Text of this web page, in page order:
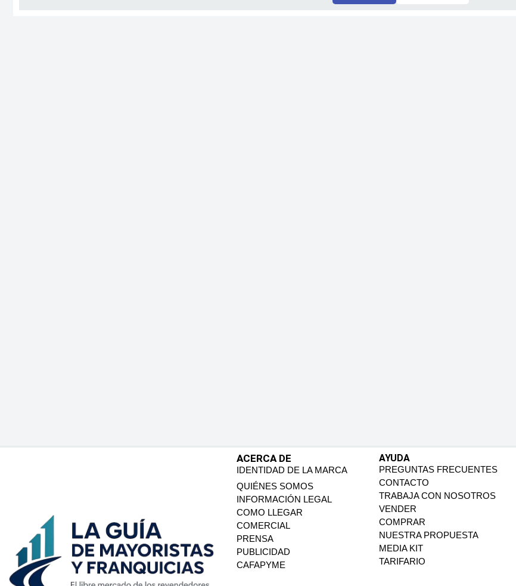
ACERCA DE
IDENTIDAD DE LA MARCA
QUIÉNES SOMOS
INFORMACIÓN LEGAL
COMO LLEGAR
COMERCIAL
PRENSA
PUBLICIDAD
CAFAPYME
AYUDA
PREGUNTAS FRECUENTES
CONTACTO
TRABAJA CON NOSOTROS
VENDER
COMPRAR
NUESTRA PROPUESTA
MEDIA KIT
TARIFARIO